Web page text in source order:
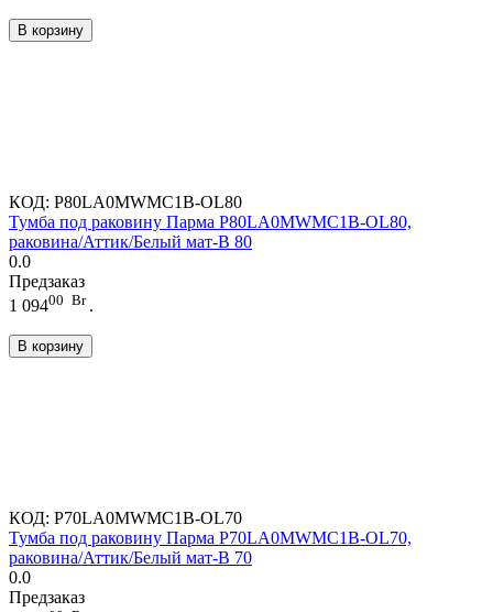
В корзину
КОД: P80LA0MWMC1B-OL80
Тумба под раковину Парма P80LA0MWMC1B-OL80,
раковина/Аттик/Белый мат-B 80
0.0
Предзаказ
1 09400 Br .
В корзину
КОД: P70LA0MWMC1B-OL70
Тумба под раковину Парма P70LA0MWMC1B-OL70,
раковина/Аттик/Белый мат-B 70
0.0
Предзаказ